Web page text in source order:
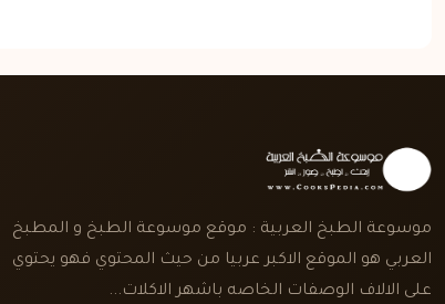
موسوعة الطبخ العربية : موقع موسوعة الطبخ و المطبخ
العربي هو الموقع الاكبر عربيا من حيث المحتوي فهو يحتوي
على الالاف الوصفات الخاصه باشهر الاكلات...